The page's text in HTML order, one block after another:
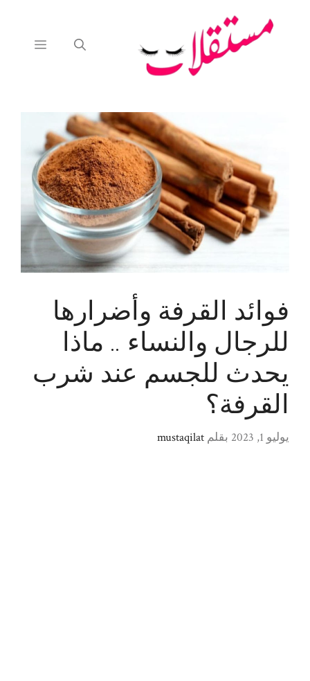
القائمة
فوائد القرفة وأضرارها
للرجال والنساء .. ماذا
يحدث للجسم عند شرب
القرفة؟
يوليو 1, 2023 بقلم mustaqilat